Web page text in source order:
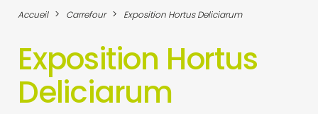
Accueil > Carrefour > Exposition Hortus Deliciarum
Exposition Hortus
Deliciarum